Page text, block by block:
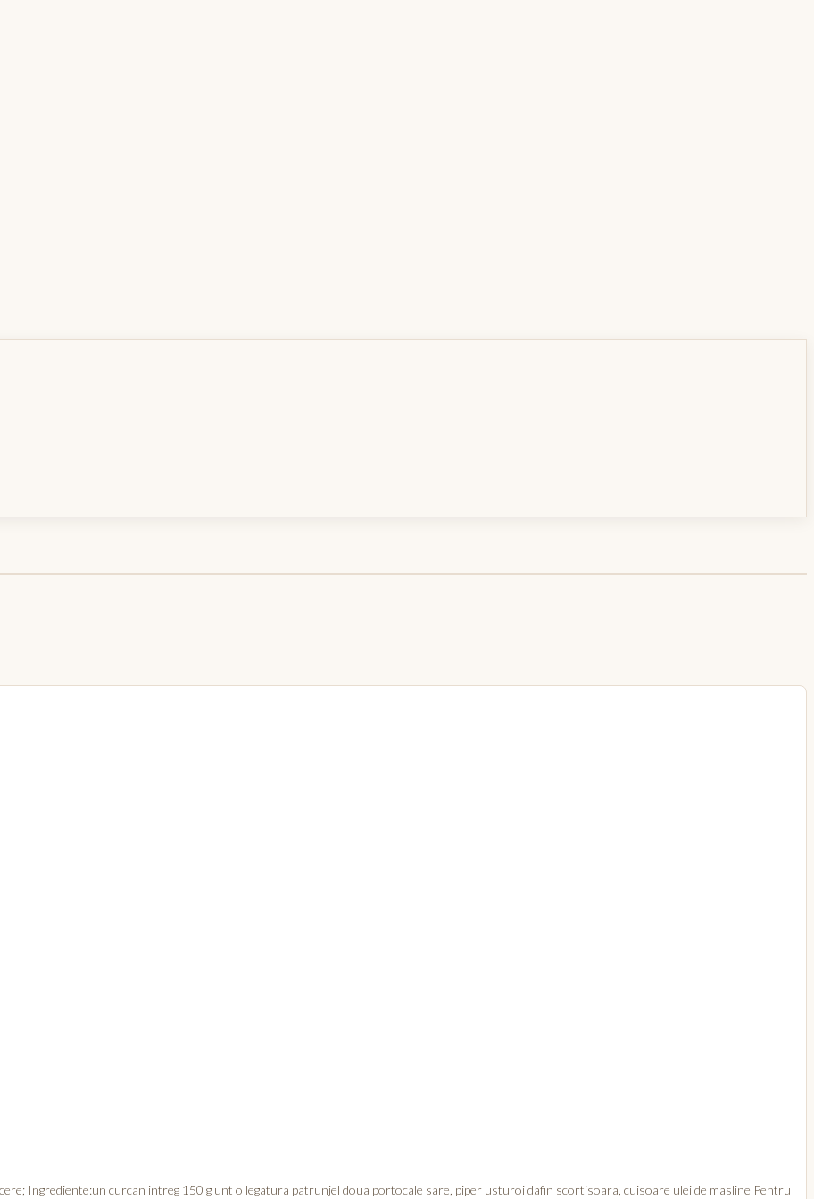
Ingrediente:un curcan intreg 150 g unt o legatura patrunjel doua portocale sare, piper usturoi dafin scortisoara, cuisoare ulei de masline Pentru